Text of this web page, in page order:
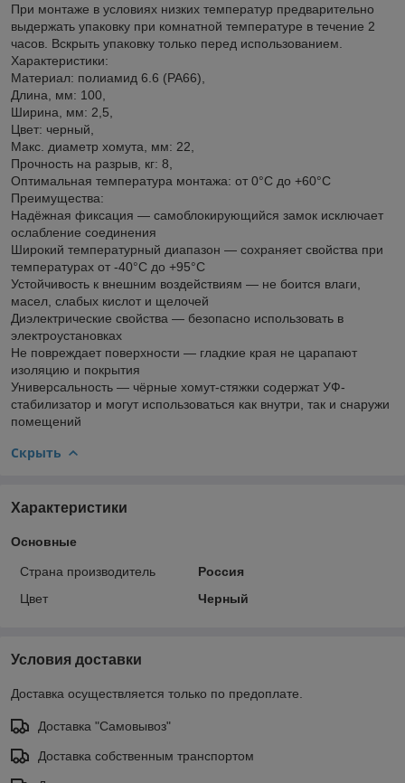
При монтаже в условиях низких температур предварительно
выдержать упаковку при комнатной температуре в течение 2
часов. Вскрыть упаковку только перед использованием.
Характеристики:
Материал: полиамид 6.6 (PA66),
Длина, мм: 100,
Ширина, мм: 2,5,
Цвет: черный,
Макс. диаметр хомута, мм: 22,
Прочность на разрыв, кг: 8,
Оптимальная температура монтажа: от 0°C до +60°C
Преимущества:
Надёжная фиксация — самоблокирующийся замок исключает
ослабление соединения
Широкий температурный диапазон — сохраняет свойства при
температурах от -40°C до +95°C
Устойчивость к внешним воздействиям — не боится влаги,
масел, слабых кислот и щелочей
Диэлектрические свойства — безопасно использовать в
электроустановках
Не повреждает поверхности — гладкие края не царапают
изоляцию и покрытия
Универсальность — чёрные хомут-стяжки содержат УФ-
стабилизатор и могут использоваться как внутри, так и снаружи
помещений
Скрыть
Характеристики
Основные
Страна производитель
Россия
Цвет
Черный
Условия доставки
Доставка осуществляется только по предоплате.
Доставка "Самовывоз"
Доставка собственным транспортом